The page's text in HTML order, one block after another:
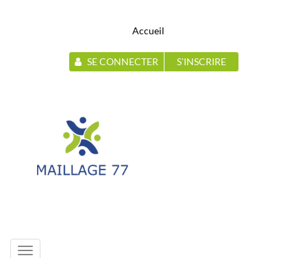
Accueil
SE CONNECTER S'INSCRIRE
Toggle